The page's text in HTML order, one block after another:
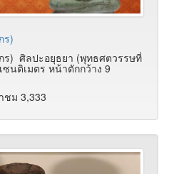
ร)
) ศิลปะอยุธยา (พุทธศตวรรษที่
นติเมตร หน้าตักกว้าง 9
ชม 3,333